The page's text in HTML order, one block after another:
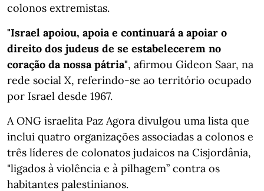
colonos extremistas.
"Israel apoiou, apoia e continuará a apoiar o
direito dos judeus de se estabelecerem no
coração da nossa pátria", afirmou Gideon Saar, na
rede social X, referindo-se ao território ocupado
por Israel desde 1967.
A ONG israelita Paz Agora divulgou uma lista que
inclui quatro organizações associadas a colonos e
três líderes de colonatos judaicos na Cisjordânia,
"ligados à violência e à pilhagem” contra os
habitantes palestinianos.